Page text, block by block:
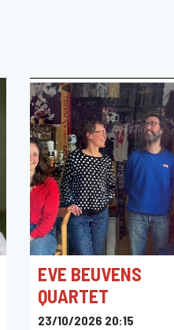
EVE BEUVENS
QUARTET
23/10/2026 20:15